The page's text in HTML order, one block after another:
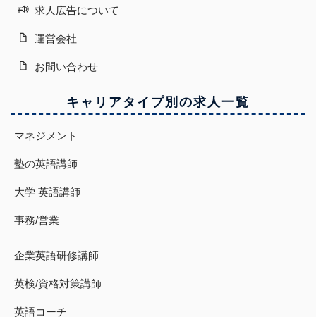
求人広告について
運営会社
お問い合わせ
キャリアタイプ別の求人一覧
マネジメント
塾の英語講師
大学 英語講師
事務/営業
企業英語研修講師
英検/資格対策講師
英語コーチ